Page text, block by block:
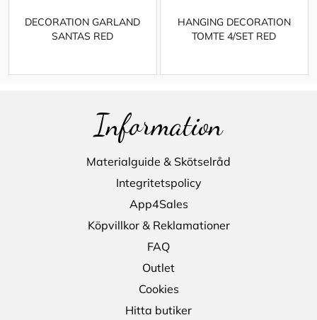
DECORATION GARLAND
SANTAS RED
HANGING DECORATION
TOMTE 4/SET RED
Information
Materialguide & Skötselråd
Integritetspolicy
App4Sales
Köpvillkor & Reklamationer
FAQ
Outlet
Cookies
Hitta butiker